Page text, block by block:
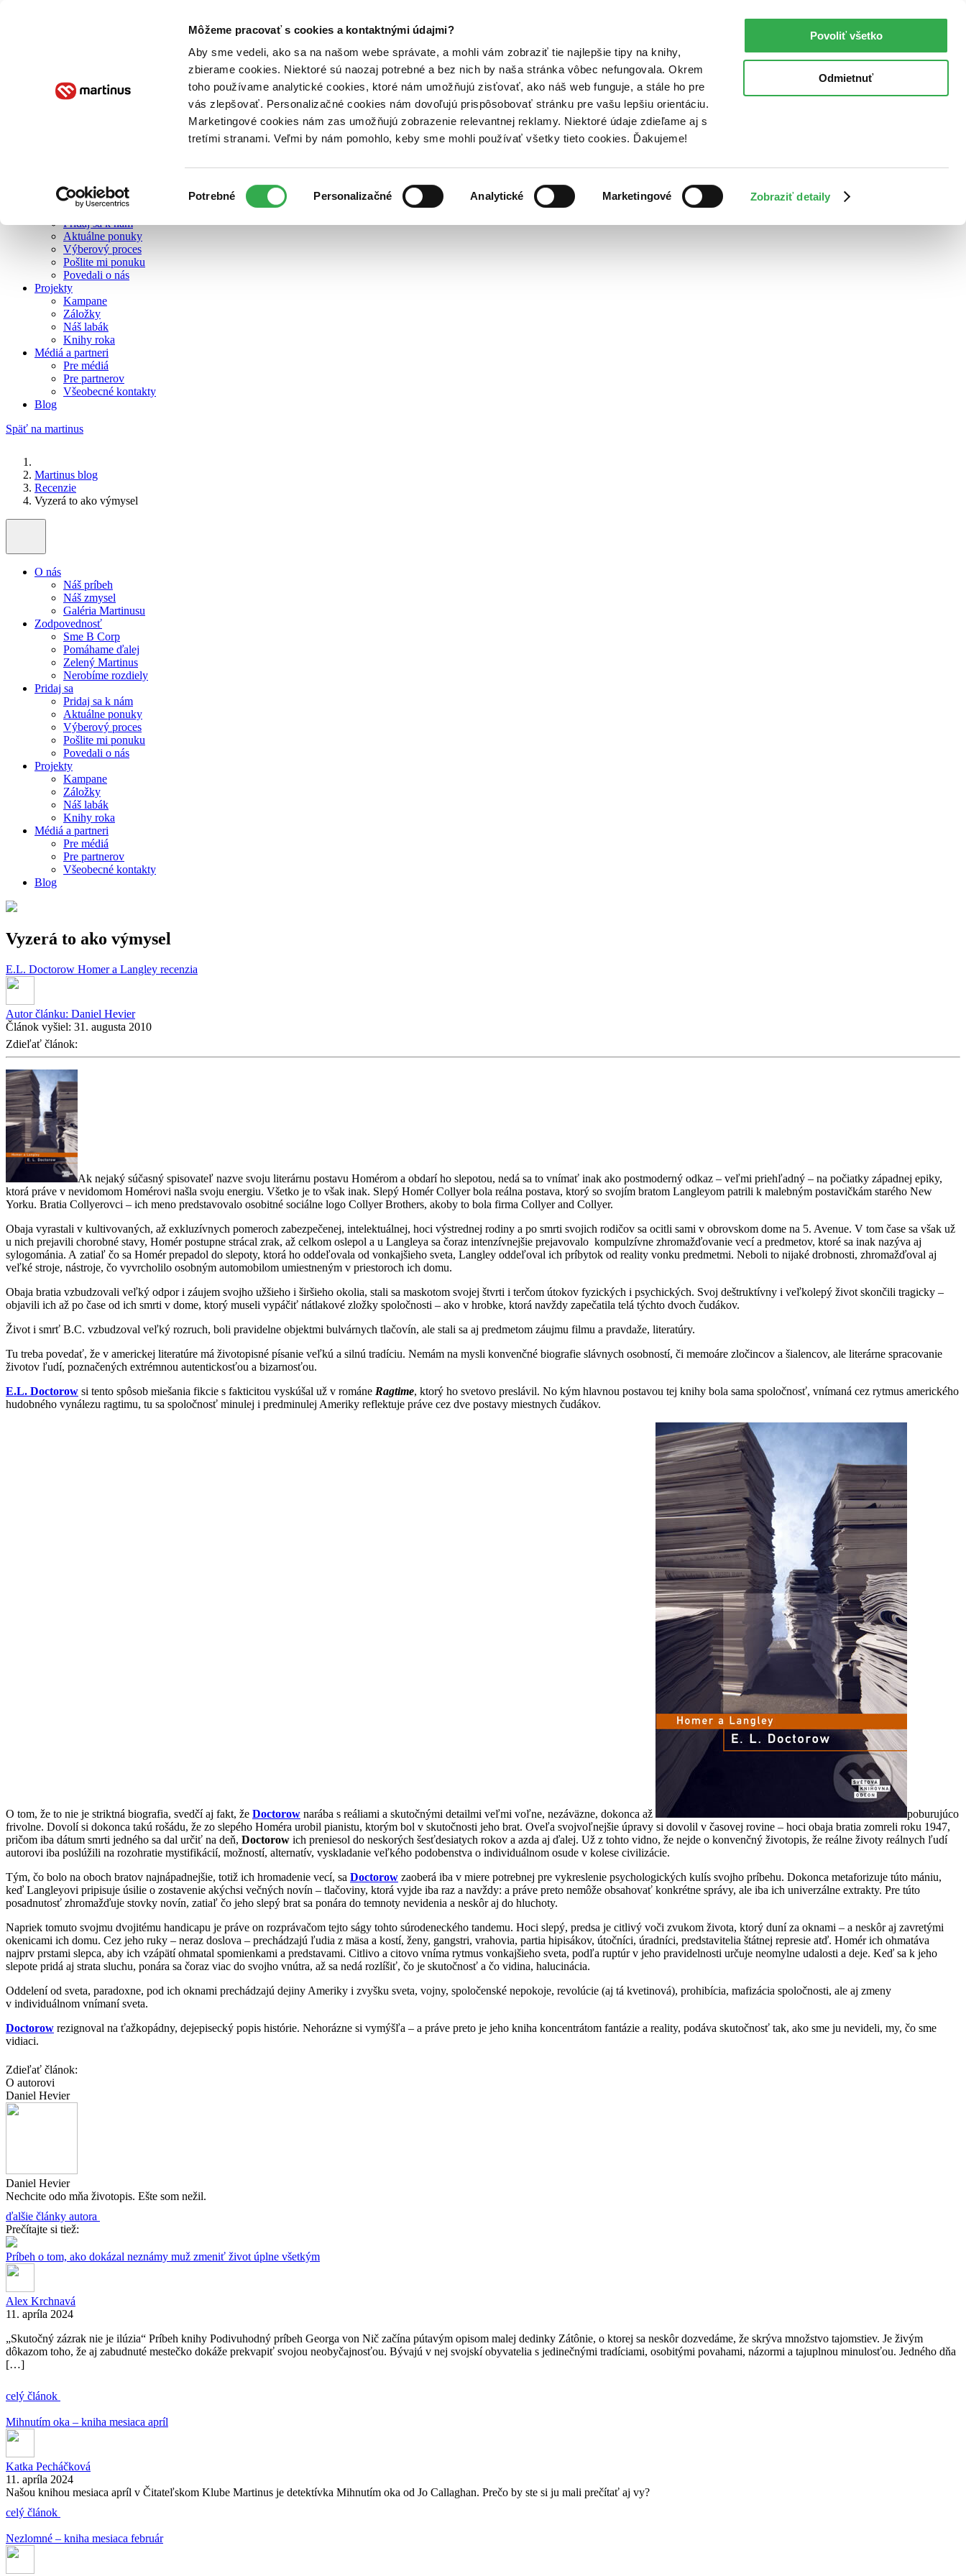
Môžeme pracovať s cookies a kontaktnými údajmi?
Aby sme vedeli, ako sa na našom webe správate, a mohli vám zobraziť tie najlepšie tipy na knihy,
zbierame cookies. Niektoré sú naozaj potrebné a bez nich by naša stránka vôbec nefungovala. Okrem
toho používame analytické cookies, ktoré nám umožňujú zisťovať, ako náš web funguje, a stále ho pre
vás zlepšovať. Personalizačné cookies nám dovoľujú prispôsobovať stránku pre vašu lepšiu orientáciu.
Marketingové cookies nám zas umožňujú zobrazenie relevantnej reklamy. Niektoré údaje zdieľame aj s
tretími stranami. Veľmi by nám pomohlo, keby sme mohli používať všetky tieto cookies. Ďakujeme!
súhlasu
Potrebné Personalizačné Analytické Marketingové Zobraziť detaily
Povoliť všetko
Odmietnuť
O nás
Zelený Martinus
Nerobíme rozdiely
Pridaj sa k nám
Aktuálne ponuky
Výberový proces
Pošlite mi ponuku
Povedali o nás
Projekty
Kampane
Záložky
Náš labák
Knihy roka
Médiá a partneri
Pre médiá
Pre partnerov
Všeobecné kontakty
Blog
Späť na martinus
Martinus blog
Recenzie
Vyzerá to ako výmysel
O nás
Náš príbeh
Náš zmysel
Galéria Martinusu
Zodpovednosť
Sme B Corp
Pomáhame ďalej
Zelený Martinus
Nerobíme rozdiely
Pridaj sa
Pridaj sa k nám
Aktuálne ponuky
Výberový proces
Pošlite mi ponuku
Povedali o nás
Projekty
Kampane
Záložky
Náš labák
Knihy roka
Médiá a partneri
Pre médiá
Pre partnerov
Všeobecné kontakty
Blog
Vyzerá to ako výmysel
E.L. Doctorow Homer a Langley recenzia
Autor článku: Daniel Hevier
Článok vyšiel: 31. augusta 2010
Zdieľať článok:
Ak nejaký súčasný spisovateľ nazve svoju literárnu postavu Homérom a obdarí ho slepotou, nedá sa to vnímať inak ako postmoderný odkaz – veľmi priehľadný – na počiatky západnej epiky,
ktorá práve v nevidomom Homérovi našla svoju energiu. Všetko je to však inak. Slepý Homér Collyer bola reálna postava, ktorý so svojím bratom Langleyom patrili k malebným postavičkám starého New
Yorku. Bratia Collyerovci – ich meno predstavovalo osobitné sociálne logo Collyer Brothers, akoby to bola firma Collyer and Collyer.
Obaja vyrastali v kultivovaných, až exkluzívnych pomeroch zabezpečenej, intelektuálnej, hoci výstrednej rodiny a po smrti svojich rodičov sa ocitli sami v obrovskom dome na 5. Avenue. V tom čase sa však už
u nich prejavili chorobné stavy, Homér postupne strácal zrak, až celkom oslepol a u Langleya sa čoraz intenzívnejšie prejavovalo kompulzívne zhromažďovanie vecí a predmetov, ktoré sa inak nazýva aj
sylogománia. A zatiaľ čo sa Homér prepadol do slepoty, ktorá ho oddeľovala od vonkajšieho sveta, Langley oddeľoval ich príbytok od reality vonku predmetmi. Neboli to nijaké drobnosti, zhromažďoval aj
veľké stroje, nástroje, čo vyvrcholilo osobným automobilom umiestneným v priestoroch ich domu.
Obaja bratia vzbudzovali veľký odpor i záujem svojho užšieho i širšieho okolia, stali sa maskotom svojej štvrti i terčom útokov fyzických i psychických. Svoj deštruktívny i veľkolepý život skončili tragicky –
objavili ich až po čase od ich smrti v dome, ktorý museli vypáčiť nátlakové zložky spoločnosti – ako v hrobke, ktorá navždy zapečatila telá týchto dvoch čudákov.
Život i smrť B.C. vzbudzoval veľký rozruch, boli pravidelne objektmi bulvárnych tlačovín, ale stali sa aj predmetom záujmu filmu a pravdaže, literatúry.
Tu treba povedať, že v americkej literatúre má životopisné písanie veľkú a silnú tradíciu. Nemám na mysli konvenčné biografie slávnych osobností, či memoáre zločincov a šialencov, ale literárne spracovanie
životov ľudí, poznačených extrémnou autentickosťou a bizarnosťou.
E.L. Doctorow si tento spôsob miešania fikcie s fakticitou vyskúšal už v románe Ragtime, ktorý ho svetovo preslávil. No kým hlavnou postavou tej knihy bola sama spoločnosť, vnímaná cez rytmus amerického
hudobného vynálezu ragtimu, tu sa spoločnosť minulej i predminulej Ameriky reflektuje práve cez dve postavy miestnych čudákov.
O tom, že to nie je striktná biografia, svedčí aj fakt, že Doctorow narába s reáliami a skutočnými detailmi veľmi voľne, nezáväzne, dokonca až
poburujúco
frivolne. Dovolí si dokonca takú rošádu, že zo slepého Homéra urobil pianistu, ktorým bol v skutočnosti jeho brat. Oveľa svojvoľnejšie úpravy si dovolil v časovej rovine – hoci obaja bratia zomreli roku 1947,
pričom iba dátum smrti jedného sa dal určiť na deň, Doctorow ich preniesol do neskorých šesťdesiatych rokov a azda aj ďalej. Už z tohto vidno, že nejde o konvenčný životopis, že reálne životy reálnych ľudí
autorovi iba poslúžili na rozohratie mystifikácií, možností, alternatív, vyskladanie veľkého podobenstva o individuálnom osude v kolese civilizácie.
Tým, čo bolo na oboch bratov najnápadnejšie, totiž ich hromadenie vecí, sa Doctorow zaoberá iba v miere potrebnej pre vykreslenie psychologických kulís svojho príbehu. Dokonca metaforizuje túto mániu,
keď Langleyovi pripisuje úsilie o zostavenie akýchsi večných novín – tlačoviny, ktorá vyjde iba raz a navždy: a práve preto nemôže obsahovať konkrétne správy, ale iba ich univerzálne extrakty. Pre túto
posadnutosť zhromažďuje stovky novín, zatiaľ čo jeho slepý brat sa ponára do temnoty nevidenia a neskôr aj do hluchoty.
Napriek tomuto svojmu dvojitému handicapu je práve on rozprávačom tejto ságy tohto súrodeneckého tandemu. Hoci slepý, predsa je citlivý voči zvukom života, ktorý duní za oknami – a neskôr aj zavretými
okenicami ich domu. Cez jeho ruky – neraz doslova – prechádzajú ľudia z mäsa a kostí, ženy, gangstri, vrahovia, partia hipisákov, útočníci, úradníci, predstavitelia štátnej represie atď. Homér ich ohmatáva
najprv prstami slepca, aby ich vzápätí ohmatal spomienkami a predstavami. Citlivo a citovo vníma rytmus vonkajšieho sveta, podľa ruptúr v jeho pravidelnosti určuje neomylne udalosti a deje. Keď sa k jeho
slepote pridá aj strata sluchu, ponára sa čoraz viac do svojho vnútra, až sa nedá rozlíšiť, čo je skutočnosť a čo vidina, halucinácia.
Oddelení od sveta, paradoxne, pod ich oknami prechádzajú dejiny Ameriky i zvyšku sveta, vojny, spoločenské nepokoje, revolúcie (aj tá kvetinová), prohibícia, mafizácia spoločnosti, ale aj zmeny
v individuálnom vnímaní sveta.
Doctorow rezignoval na ťažkopádny, dejepisecký popis histórie. Nehorázne si vymýšľa – a práve preto je jeho kniha koncentrátom fantázie a reality, podáva skutočnosť tak, ako sme ju nevideli, my, čo sme
vidiaci.
Zdieľať článok:
O autorovi
Daniel Hevier
Daniel Hevier
Nechcite odo mňa životopis. Ešte som nežil.
ďalšie články autora
Prečítajte si tiež:
Príbeh o tom, ako dokázal neznámy muž zmeniť život úplne všetkým
Alex Krchnavá
11. apríla 2024
„Skutočný zázrak nie je ilúzia“ Príbeh knihy Podivuhodný príbeh Georga von Nič začína pútavým opisom malej dedinky Zátônie, o ktorej sa neskôr dozvedáme, že skrýva množstvo tajomstiev. Je živým
dôkazom toho, že aj zabudnuté mestečko dokáže prekvapiť svojou neobyčajnosťou. Bývajú v nej svojskí obyvatelia s jedinečnými tradíciami, osobitými povahami, názormi a tajuplnou minulosťou. Jedného dňa
[…]
celý článok
Mihnutím oka – kniha mesiaca apríl
Katka Pecháčková
11. apríla 2024
Našou knihou mesiaca apríl v Čitateľskom Klube Martinus je detektívka Mihnutím oka od Jo Callaghan. Prečo by ste si ju mali prečítať aj vy?
celý článok
Nezlomné – kniha mesiaca február